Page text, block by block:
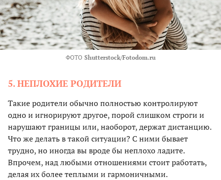
ФОТО Shutterstock/Fotodom.ru
5. НЕПЛОХИЕ РОДИТЕЛИ
Такие родители обычно полностью контролируют
одно и игнорируют другое, порой слишком строги и
нарушают границы или, наоборот, держат дистанцию.
Что же делать в такой ситуации? С ними бывает
трудно, но иногда вы вроде бы неплохо ладите.
Впрочем, над любыми отношениями стоит работать,
делая их более теплыми и гармоничными.